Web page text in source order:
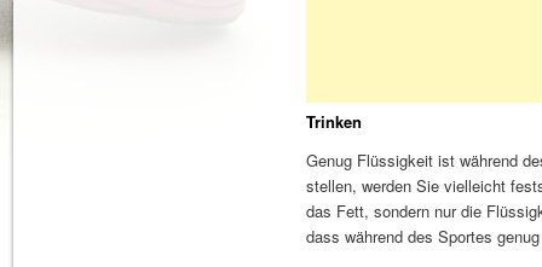
Trinken
Genug Flüssigkeit ist während
stellen, werden Sie vielleicht
das Fett, sondern nur die
dass während des Sportes